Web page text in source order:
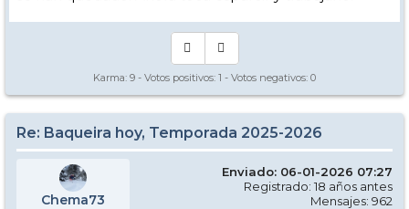
Karma: 9 - Votos positivos: 1 - Votos negativos: 0
Re: Baqueira hoy, Temporada 2025-2026
Chema73
Enviado: 06-01-2026 07:27
Registrado: 18 años antes
Mensajes: 962